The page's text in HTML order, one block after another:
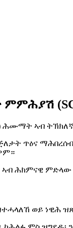
) ሕሙማት ኣብ
ጥዕና
ወይ ነዊሕ